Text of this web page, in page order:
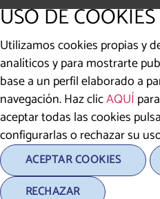
USO DE
Utilizamos cookies propias y
analíticos y para mostrarte
base a un perfil elaborado a
navegación. Haz clicAQUÍ
aceptar todas las cookies
configurarlas o rechazar su
ACEPTAR COOKIES
RECHAZAR